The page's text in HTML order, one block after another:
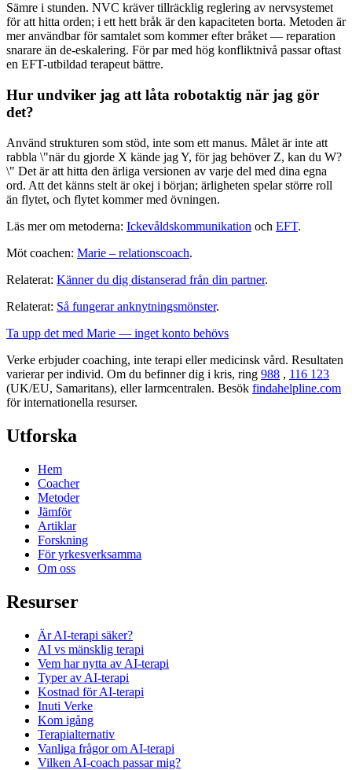
Sämre i stunden. NVC kräver tillräcklig reglering av nervsystemet
för att hitta orden; i ett hett bråk är den kapaciteten borta. Metoden är
mer användbar för samtalet som kommer efter bråket — reparation
snarare än de-eskalering. För par med hög konfliktnivå passar oftast
en EFT-utbildad terapeut bättre.
Hur undviker jag att låta robotaktig när jag gör
det?
Använd strukturen som stöd, inte som ett manus. Målet är inte att
rabbla \"när du gjorde X kände jag Y, för jag behöver Z, kan du W?
\" Det är att hitta den ärliga versionen av varje del med dina egna
ord. Att det känns stelt är okej i början; ärligheten spelar större roll
än flytet, och flytet kommer med övningen.
Läs mer om metoderna: Ickevåldskommunikation och EFT.
Möt coachen: Marie – relationscoach.
Relaterat: Känner du dig distanserad från din partner.
Relaterat: Så fungerar anknytningsmönster.
Ta upp det med Marie — inget konto behövs
Verke erbjuder coaching, inte terapi eller medicinsk vård. Resultaten
varierar per individ. Om du befinner dig i kris, ring 988 , 116 123
(UK/EU, Samaritans), eller larmcentralen. Besök findahelpline.com
för internationella resurser.
Utforska
Hem
Coacher
Metoder
Jämför
Artiklar
Forskning
För yrkesverksamma
Om oss
Resurser
Är AI-terapi säker?
AI vs mänsklig terapi
Vem har nytta av AI-terapi
Typer av AI-terapi
Kostnad för AI-terapi
Inuti Verke
Kom igång
Terapi­alternativ
Vanliga frågor om AI-terapi
Vilken AI-coach passar mig?